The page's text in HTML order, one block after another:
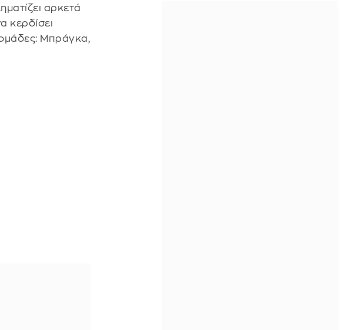
αρκετά
κερδίσει
ομάδες: Μπράγκα,